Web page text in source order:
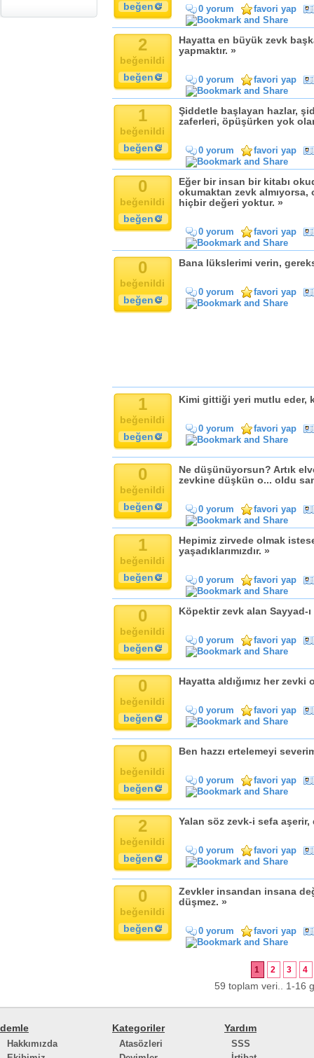
Zaman
beğen
0 yorum favori yap
2
beğenildi
beğen
Hayatta en büyük zevk
yapmaktır. »
0 yorum favori yap
1
beğenildi
beğen
Şiddetle başlayan hazlar,
zaferleri, öpüşürken yok
0 yorum favori yap
0
beğenildi
beğen
Eğer bir insan bir kitabı
okumaktan zevk almıyorsa,
hiçbir değeri yoktur. »
0 yorum favori yap
0
beğenildi
beğen
Bana lükslerimi verin,
0 yorum favori yap
1
beğenildi
beğen
Kimi gittiği yeri mutlu eder,
0 yorum favori yap
0
beğenildi
beğen
Ne düşünüyorsun? Artık
zevkine düşkün o... oldu
0 yorum favori yap
1
beğenildi
beğen
Hepimiz zirvede olmak
yaşadıklarımızdır. »
0 yorum favori yap
0
beğenildi
beğen
Köpektir zevk alan Sayyad-
0 yorum favori yap
0
beğenildi
beğen
Hayatta aldığımız her
0 yorum favori yap
0
beğenildi
beğen
Ben hazzı ertelemeyi
0 yorum favori yap
2
beğenildi
beğen
Yalan söz zevk-i sefa
0 yorum favori yap
0
beğenildi
beğen
Zevkler insandan insana
düşmez. »
0 yorum favori yap
1 2 3 4
59 toplam veri.. 1-16
demle
Hakkımızda
Kategoriler
Atasözleri
Yardım
SSS